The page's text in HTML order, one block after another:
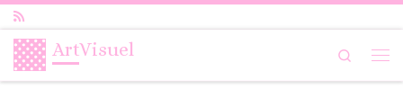
ArtVisuel
Search